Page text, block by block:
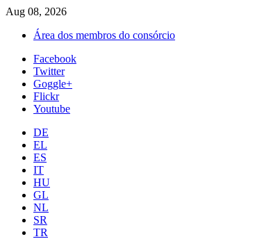
Aug 08, 2026
Área dos membros do consórcio
Facebook
Twitter
Goggle+
Flickr
Youtube
DE
EL
ES
IT
HU
GL
NL
SR
TR